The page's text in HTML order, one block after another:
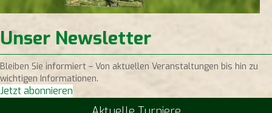
Unser Newsletter
Bleiben Sie informiert – Von aktuellen Veranstaltungen bis hin zu
wichtigen Informationen.
Jetzt abonnieren